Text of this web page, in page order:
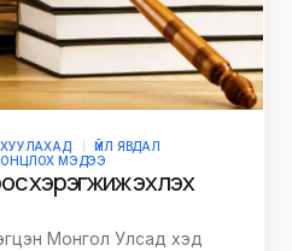
ҮЙЛ ЯВДАЛ
ОНЦЛОХ МЭДЭЭ
хэрэгжиж эхлэх
Монгол Улсад хэд